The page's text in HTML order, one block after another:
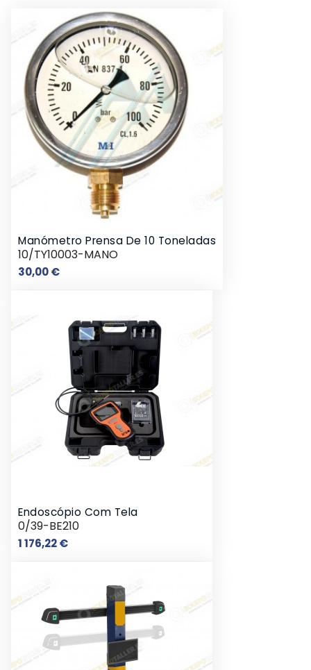
Manómetro Prensa De 10 Toneladas
10/TY10003-MANO
30,00 €Preço
Endoscópio Com Tela
0/39-BE210
1 176,22 €Preço